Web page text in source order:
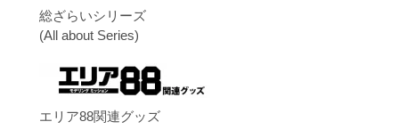
総ざらいシリーズ
(All about Series)
エリア88関連グッズ